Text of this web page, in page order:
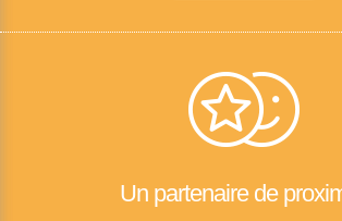
Un partenaire de